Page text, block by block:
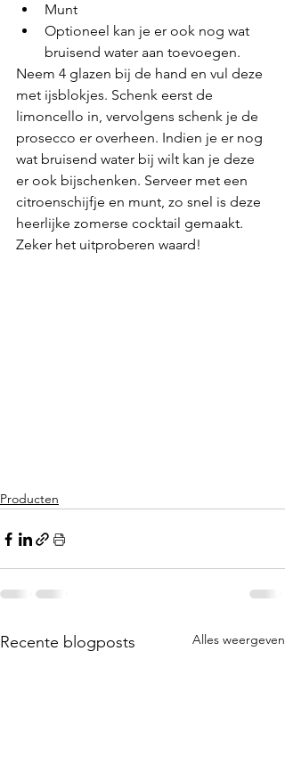
Munt
Optioneel kan je er ook nog wat
bruisend water aan toevoegen.
Neem 4 glazen bij de hand en vul deze
met ijsblokjes. Schenk eerst de
limoncello in, vervolgens schenk je de
prosecco er overheen. Indien je er nog
wat bruisend water bij wilt kan je deze
er ook bijschenken. Serveer met een
citroenschijfje en munt, zo snel is deze
heerlijke zomerse cocktail gemaakt.
Zeker het uitproberen waard!
Producten
Recente blogposts Alles weergeven